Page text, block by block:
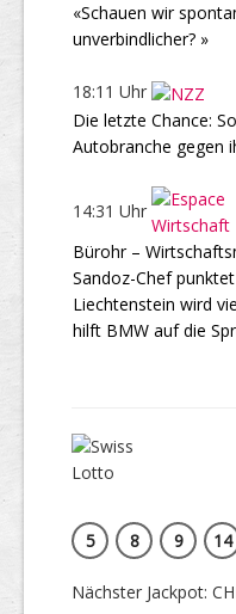
«Schauen wir
unverbindlicher? »
18:11 Uhr
Die letzte Chance:
Autobranche gegen
14:31 Uhr
Bürohr –
Sandoz-Chef
Liechtenstein wird
hilft BMW auf die
5
8 9 14
Nächster Jackpot: